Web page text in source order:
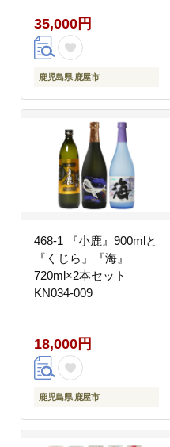
35,000円
鹿児島県 鹿屋市
468-1 『小鹿』900mlと
『くじら』『海』
720ml×2本セット
KN034-009
18,000円
鹿児島県 鹿屋市